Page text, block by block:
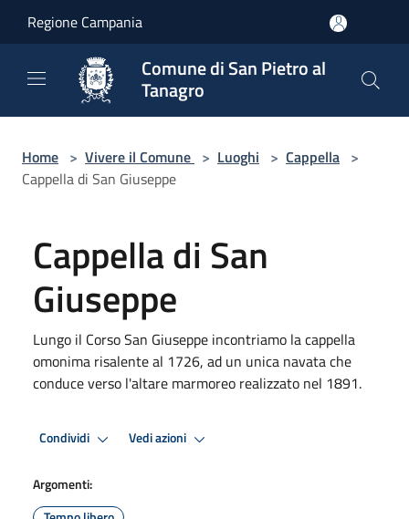
Regione Campania
Comune di San Pietro al
Tanagro
Home > Vivere il Comune > Luoghi > Cappella >
Cappella di San Giuseppe
Cappella di San
Giuseppe
Lungo il Corso San Giuseppe incontriamo la cappella
omonima risalente al 1726, ad un unica navata che
conduce verso l'altare marmoreo realizzato nel 1891.
Condividi Vedi azioni
Argomenti: